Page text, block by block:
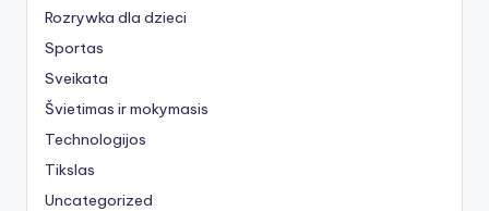
Rozrywka dla dzieci
Sportas
Sveikata
Švietimas ir mokymasis
Technologijos
Tikslas
Uncategorized